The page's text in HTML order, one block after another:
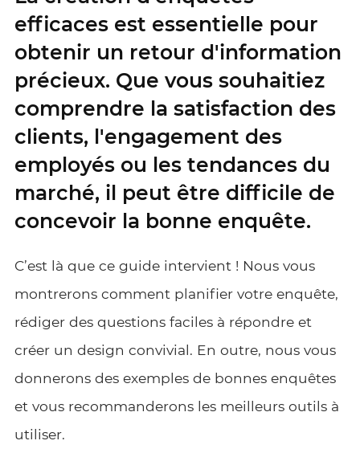
efficaces est essentielle pour
obtenir un retour d'information
précieux. Que vous souhaitiez
comprendre la satisfaction des
clients, l'engagement des
employés ou les tendances du
marché, il peut être difficile de
concevoir la bonne enquête.
C’est là que ce guide intervient ! Nous vous
montrerons comment planifier votre enquête,
rédiger des questions faciles à répondre et
créer un design convivial. En outre, nous vous
donnerons des exemples de bonnes enquêtes
et vous recommanderons les meilleurs outils à
utiliser.